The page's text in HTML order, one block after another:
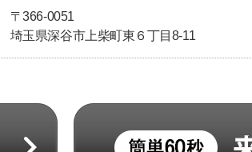
〒366-0051
埼玉県深谷市上柴町東６丁目8-11